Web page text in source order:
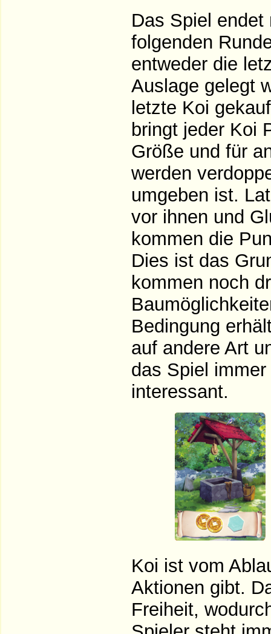
Das Spiel endet
folgenden
entweder die
Auslage gelegt
letzte Koi
bringt jeder Koi
Größe und für
werden
umgeben ist.
vor ihnen und
kommen die
Dies ist das
kommen noch
Bedingung
auf andere Art
das Spiel
interessant.
Koi ist vom
Aktionen gibt.
Freiheit,